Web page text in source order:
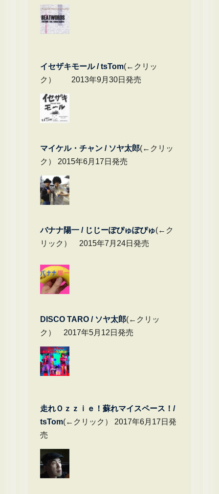
イセザキモール / tsTom(←クリッ
ク） 2013年9月30日発売
マイケル・チャ ン / ソヤ太郎(←クリッ
ク） 2015年6月17日発売
バナナ陽一 / じじーぽぴゅぽぴゅ(←ク
リック） 2015年7月24日発売
DISCO TARO / ソヤ太郎(←クリッ
ク） 2017年5月12日発売
走れＯｚｚｉｅ！蘇れマイスペース！/
tsTom(←クリック） 2017年6月17日発
売